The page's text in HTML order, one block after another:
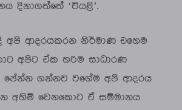
දිනාගත්තේ ‘වියළි’.
අපි ආදරයකරන නිර්මාණ එහෙම
අපිට ඒක හරිම සාධාරණ
පේන්න ගන්නව වගේම අපි ආදරය
අහිමි වෙනකොට ඒ සම්මානය